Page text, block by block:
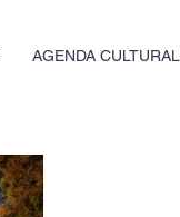
AGENDA CULTURAL